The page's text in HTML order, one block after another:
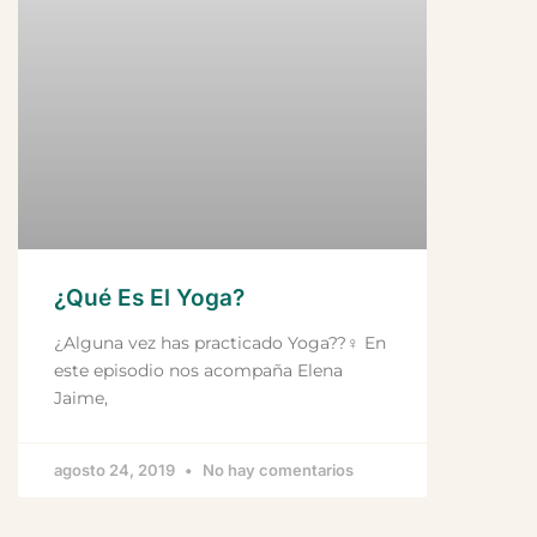
¿Qué Es El Yoga?
¿Alguna vez has practicado Yoga??‍♀️ En
este episodio nos acompaña Elena
Jaime,
agosto 24, 2019 No hay comentarios